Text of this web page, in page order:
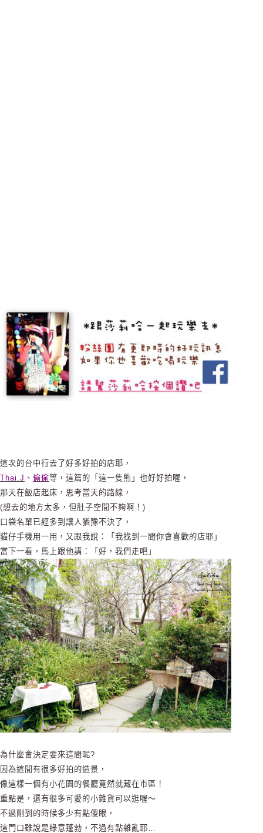
這次的台中行去了好多好拍的店耶，
Thai.J 、 偷偷等，這篇的「這一隻熊」也好好拍喔，
那天在飯店起床，思考當天的路線，
(想去的地方太多，但肚子空間不夠啊！)
口袋名單已經多到讓人猶豫不決了，
貓仔手機用一用，又跟我說：「我找到一間你會喜歡的店耶」
當下一看，馬上跟他講：「好，我們走吧」
為什麼會決定要來這間呢?
因為這間有很多好拍的造景，
像這樣一個有小花園的餐廳竟然就藏在市區！
重點是，還有很多可愛的小雜貨可以逛喔～
不過剛到的時候多少有點傻眼，
這門口雖說是綠意蓬勃，不過有點雜亂耶…